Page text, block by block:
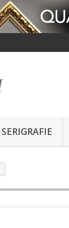
SERIGRAFIE